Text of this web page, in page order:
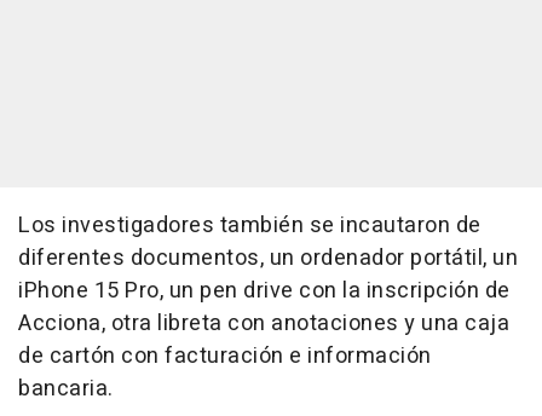
Los investigadores también se incautaron de
diferentes documentos, un ordenador portátil, un
iPhone 15 Pro, un pen drive con la inscripción de
Acciona, otra libreta con anotaciones y una caja
de cartón con facturación e información
bancaria.